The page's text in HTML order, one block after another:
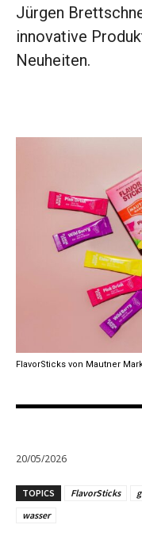
Jürgen
innovative
Neuheiten.
FlavorSticks von Mautner
20/05/2026
TOPICS FlavorSticks
wasser